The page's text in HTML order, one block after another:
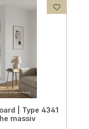
| Type 4341
massiv